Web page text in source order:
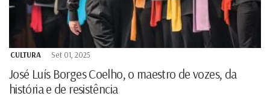
CULTURA Set 01, 2025
José Luís Borges Coelho, o maestro de vozes, da
história e de resistência